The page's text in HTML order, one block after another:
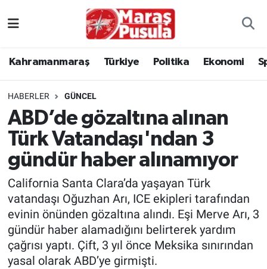
Kahramanmaraş Türkiye Politika Ekonomi
HABERLER GÜNCEL
ABD’de gözaltına alınan
Türk Vatandaşı'ndan 3
gündür haber alınamıyor
California Santa Clara’da yaşayan Türk
vatandaşı Oğuzhan Arı, ICE ekipleri tarafından
evinin önünden gözaltına alındı. Eşi Merve Arı, 3
gündür haber alamadığını belirterek yardım
çağrısı yaptı. Çift, 3 yıl önce Meksika sınırından
yasal olarak ABD’ye girmişti.
Politika
Ekonomi
Spor
Kültür Sanat
Sağlık
İstanbul Trafik Yoğunluk Haritası
Süper Lig Puan Durumu ve Fikstür
Tüm Manşetler
Son Dakika Haberleri
Haber Arşivi